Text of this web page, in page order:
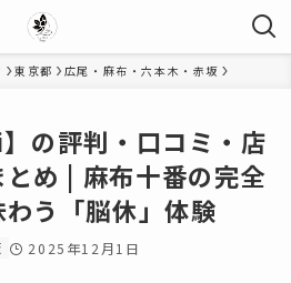
東京都 広尾・麻布・六本木・赤坂
の評判・口コミ・店
め | 麻布十番の完全
う「脳休」体験
2025年12月1日